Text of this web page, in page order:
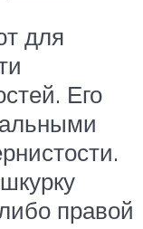
для
Его
правой